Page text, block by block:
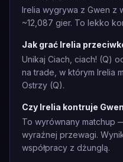
Irelia wygrywa z Gwen z
~12,087 gier. To lekko
Jak grać Irelia
Unikaj Ciach, ciach! (Q)
na trade, w którym Irelia
Ostrzy (Q).
Czy Irelia kontruje
To wyrównany matchup
wyraźnej przewagi.
współpracy z dżunglą.